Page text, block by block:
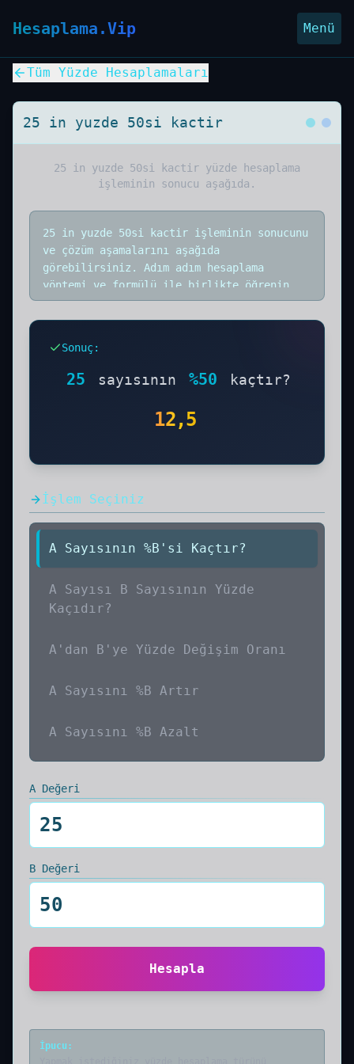
Hesaplama.Vip Menü
Tüm Yüzde Hesaplamaları
25 in yuzde 50si kactir
25 in yuzde 50si kactir yüzde hesaplama
işleminin sonucu aşağıda.
25 in yuzde 50si kactir işleminin sonucunu
ve çözüm aşamalarını aşağıda
görebilirsiniz. Adım adım hesaplama
yöntemi ve formülü ile birlikte öğrenin.
Sonuç:
25 sayısının %50 kaçtır?
12,5
İşlem Seçiniz
A Sayısının %B'si Kaçtır?
A Sayısı B Sayısının Yüzde
Kaçıdır?
A'dan B'ye Yüzde Değişim Oranı
A Sayısını %B Artır
A Sayısını %B Azalt
A Değeri
B Değeri
Hesapla
İpucu :